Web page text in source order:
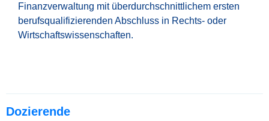
Finanzverwaltung mit überdurchschnittlichem ersten
berufsqualifizierenden Abschluss in Rechts- oder
Wirtschaftswissenschaften.
Dozierende